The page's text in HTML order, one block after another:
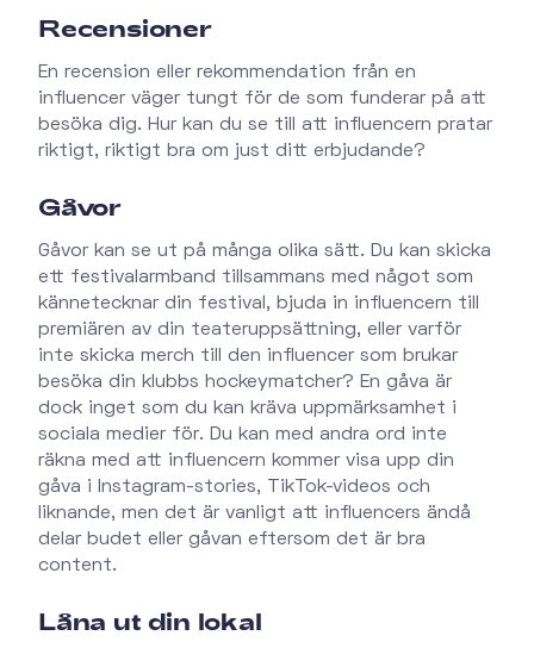
Recensioner
En recension eller rekommendation från en
influencer väger tungt för de som funderar på att
besöka dig. Hur kan du se till att influencern pratar
riktigt, riktigt bra om just ditt erbjudande?
Gåvor
Gåvor kan se ut på många olika sätt. Du kan skicka
ett festivalarmband tillsammans med något som
kännetecknar din festival, bjuda in influencern till
premiären av din teateruppsättning, eller varför
inte skicka merch till den influencer som brukar
besöka din klubbs hockeymatcher? En gåva är
dock inget som du kan kräva uppmärksamhet i
sociala medier för. Du kan med andra ord inte
räkna med att influencern kommer visa upp din
gåva i Instagram-stories, TikTok-videos och
liknande, men det är vanligt att influencers ändå
delar budet eller gåvan eftersom det är bra
content.
Låna ut din lokal